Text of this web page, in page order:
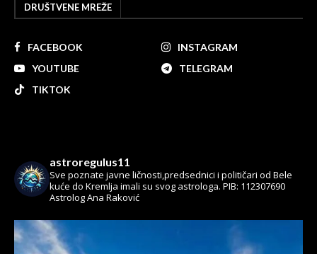
DRUŠTVENE MREŽE
FACEBOOK
INSTAGRAM
YOUTUBE
TELEGRAM
TIKTOK
astroregulus11
Sve poznate javne ličnosti,predsednici i političari od Bele
kuće do Kremlja imali su svog astrologa. PIB: 112307690
Astrolog Ana Raković